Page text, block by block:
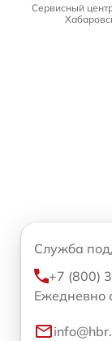
Сервисный
Служба
+7 (800)
Ежедневно